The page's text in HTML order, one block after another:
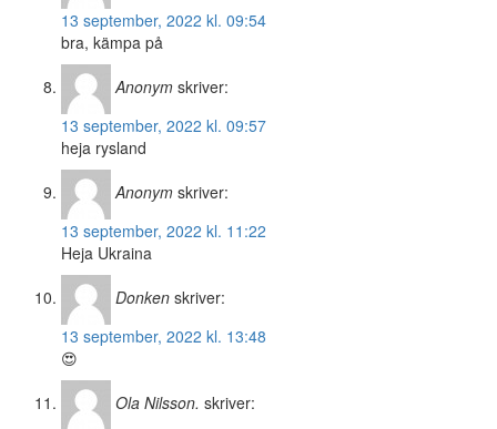
13 september, 2022 kl. 09:54
bra, kämpa på
Anonym skriver:
13 september, 2022 kl. 09:57
heja rysland
Anonym skriver:
13 september, 2022 kl. 11:22
Heja Ukraina
Donken skriver:
13 september, 2022 kl. 13:48
😍
Ola Nilsson. skriver: